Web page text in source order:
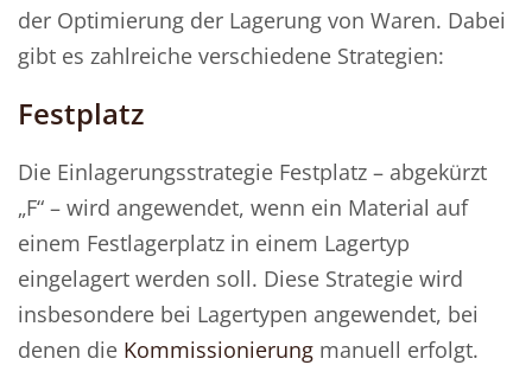
der Optimierung der Lagerung von Waren. Dabei
gibt es zahlreiche verschiedene Strategien:
Festplatz
Die Einlagerungsstrategie Festplatz – abgekürzt
„F“ – wird angewendet, wenn ein Material auf
einem Festlagerplatz in einem Lagertyp
eingelagert werden soll. Diese Strategie wird
insbesondere bei Lagertypen angewendet, bei
denen die Kommissionierung manuell erfolgt.